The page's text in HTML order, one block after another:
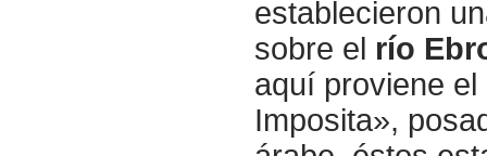
establecieron
sobre el río
aquí proviene
Imposita»,